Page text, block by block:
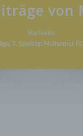
von
Startseite
3. Spieltag: Mülheimer